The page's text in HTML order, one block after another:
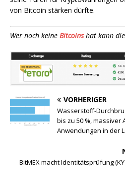
von Bitcoin stärken dürfte.
Wer noch keine Bitcoinshat kann
VORHERIGER
Wasserstoff-
bis zu 50 %,
Anwendungen in der
BitMEX macht Identitätsprüfung